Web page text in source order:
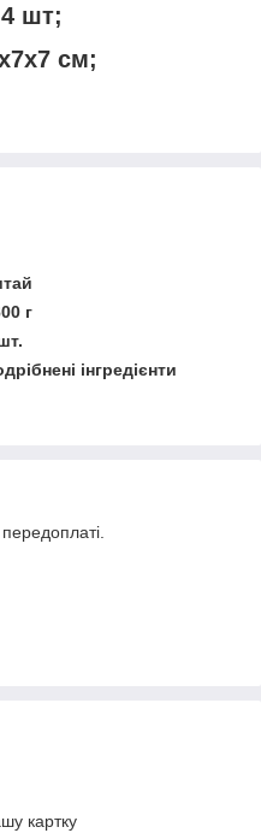
4 шт;
см;
г
інгредієнти
картку